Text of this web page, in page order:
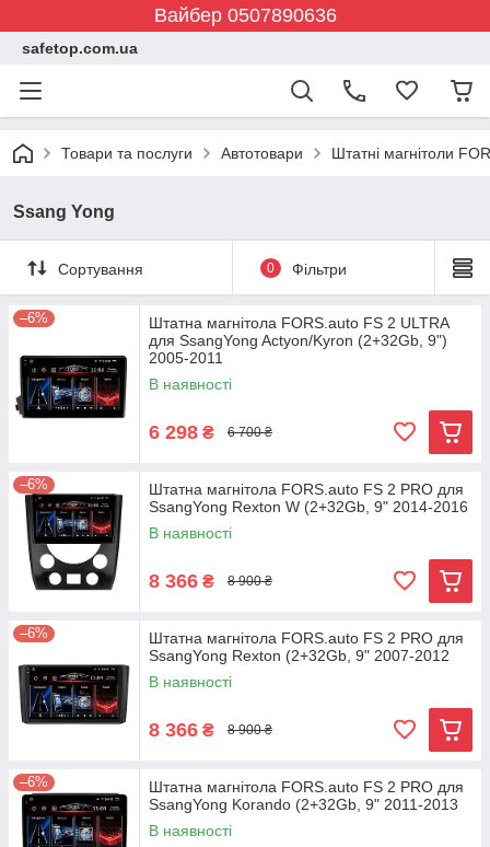
Вайбер 0507890636
safetop.com.ua
Товари та послуги Автотовари Штатні магнітоли
Ssang Yong
Сортування 0 Фільтри
–6%
Штатна магнітола FORS.auto FS 2 ULTRA
для SsangYong Actyon/Kyron (2+32Gb, 9")
2005-2011
В наявності
6 298 ₴ 6 700 ₴
–6%
Штатна магнітола FORS.auto FS 2 PRO для
SsangYong Rexton W (2+32Gb, 9" 2014-2016
В наявності
8 366 ₴ 8 900 ₴
–6%
Штатна магнітола FORS.auto FS 2 PRO для
SsangYong Rexton (2+32Gb, 9" 2007-2012
В наявності
8 366 ₴ 8 900 ₴
–6%
Штатна магнітола FORS.auto FS 2 PRO для
SsangYong Korando (2+32Gb, 9" 2011-2013
В наявності